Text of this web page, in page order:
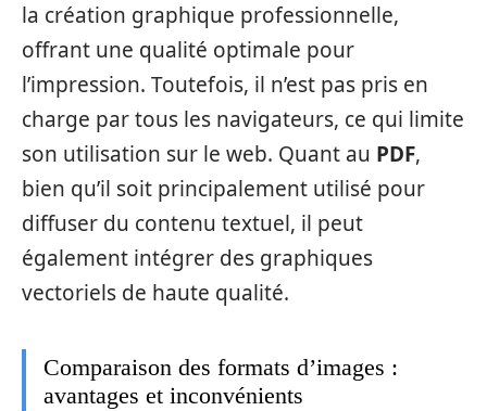
la création graphique professionnelle,
offrant une qualité optimale pour
l’impression. Toutefois, il n’est pas pris en
charge par tous les navigateurs, ce qui limite
son utilisation sur le web. Quant au PDF,
bien qu’il soit principalement utilisé pour
diffuser du contenu textuel, il peut
également intégrer des graphiques
vectoriels de haute qualité.
Comparaison des formats d’images :
avantages et inconvénients